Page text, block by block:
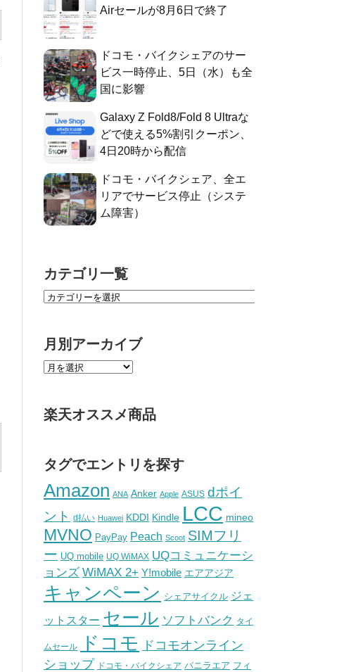
Airセールが8月6日で終了
ドコモ・バイクシェアのサー
ビス一時停止、5日（水）も全
国に影響
Galaxy Z Fold8/Fold 8 Ultraな
どで使える5%割引クーポン、
4日20時から配信
ドコモ・バイクシェア、全エ
リアでサービス停止（システ
ム障害）
カテゴリ一覧
月別アーカイブ
楽天オススメ商品
タグでエントリを探す
Amazon ANA Anker Apple ASUS dポイ
ント
d払い Huawei KDDI Kindle LCC mineo
MVNO PayPay Peach Scoot SIMフリ
ー UQ mobile UQ WiMAX UQコミュニケーシ
ョンズ WiMAX 2+ Y!mobile エアアジア
キャンペーン シェアサイクル ジェ
ットスター セール ソフトバンク タイ
ムセール ドコモ
ドコモオンライン
ショップ ドコモ・バイクシェア バニラエア フィ